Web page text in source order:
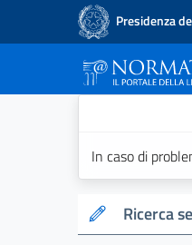
Presidenza
In caso di
Ricerca